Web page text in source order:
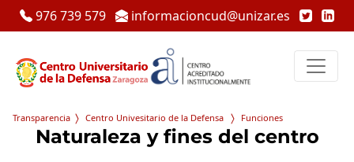
976 739 579 informacioncud@unizar.es
Transparencia Centro Univesitario de la Defensa Funciones
Naturaleza y fines del centro